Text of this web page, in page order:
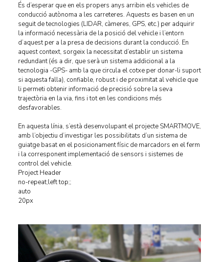
És d’esperar que en els propers anys arribin els vehicles de
conducció autònoma a les carreteres. Aquests es basen en un
seguit de tecnologies (LIDAR, càmeres, GPS, etc.) per adquirir
la informació necessària de la posició del vehicle i l’entorn
d’aquest per a la presa de decisions durant la conducció. En
aquest context, sorgeix la necessitat d’establir un sistema
redundant (és a dir, que serà un sistema addicional a la
tecnologia -GPS- amb la que circula el cotxe per donar-li suport
si aquesta falla), confiable, robust i de proximitat al vehicle que
li permeti obtenir informació de precisió sobre la seva
trajectòria en la via, fins i tot en les condicions més
desfavorables.
En aquesta línia, s’està desenvolupant el projecte SMARTMOVE,
amb l’objectiu d’investigar les possibilitats d’un sistema de
guiatge basat en el posicionament físic de marcadors en el ferm
i la corresponent implementació de sensors i sistemes de
control del vehicle.
Project Header
no-repeat;left top;;
auto
20px